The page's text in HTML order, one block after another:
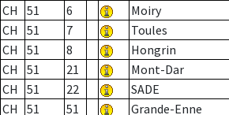
CH
51 6 Moiry
CH
51 7 Toules
CH
51 8 Hongrin
CH
51 21 Mont-Dar
CH
51 22 SADE
CH
51 51 Grande-Enne